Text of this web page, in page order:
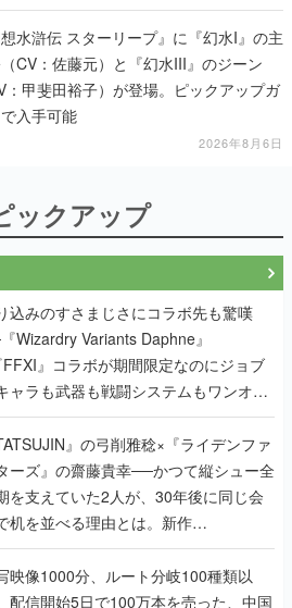
想水滸伝 スターリープ』に『幻水I』の主
CV：佐藤元）と『幻水III』のジーン
：甲斐田裕子）が登場。ピックアップガ
入手可能
2026年8月6日
ックアップ
込みのすさまじさにコラボ先も驚嘆
Wizardry Variants Daphne』
FFXI』コラボが期間限定なのにジョブ
ャラも武器も戦闘システムもワンオフ
り込まれた理由を両ディレクターに聞
』の弓削雅稔×『ライデンファ
ーズ』の齋藤貴幸──かつて縦シュー全
を支えていた2人が、30年後に同じ会
机を並べる理由とは。新作
EXTREME』で初タッグを組
レジェンド2人に訊く開発秘話
映像1000分、ルート分岐100種類以
配信開始5日で100万本を売った、中国